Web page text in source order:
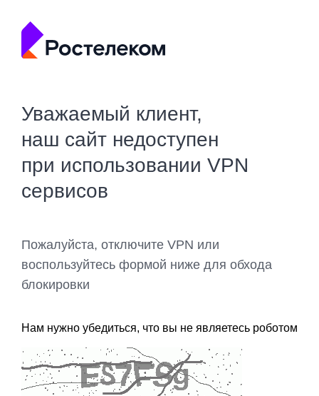
Уважаемый клиент,
наш сайт недоступен
при использовании VPN
сервисов
Пожалуйста, отключите VPN или
воспользуйтесь формой ниже для обхода
блокировки
Нам нужно убедиться, что вы не являетесь роботом